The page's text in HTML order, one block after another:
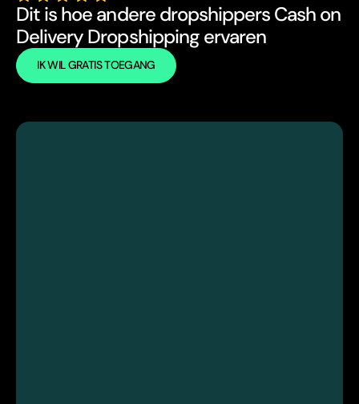
Dit is hoe andere dropshippers Cash on
Delivery Dropshipping ervaren
IK WIL GRATIS TOEGANG